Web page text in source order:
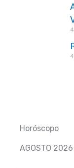
Horóscopo
AGOSTO 2026